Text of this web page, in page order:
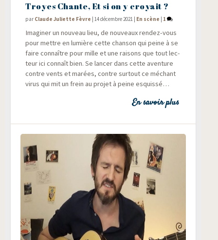
Troyes Chante, Et si on y croyait ?
par Claude Juliette Fèvre | 14 décembre 2021 | En scène | 1
Ima­gi­ner un nou­veau lieu, de nou­veaux ren­dez-vous
pour mettre en lumière cette chan­son qui peine à se
faire connaître pour mille et une rai­sons que tout lec­
teur ici connaît bien. Se lan­cer dans cette aven­ture
contre vents et marées, contre sur­tout ce méchant
virus qui mit un frein au pro­jet à peine esquissé…
En savoir plus